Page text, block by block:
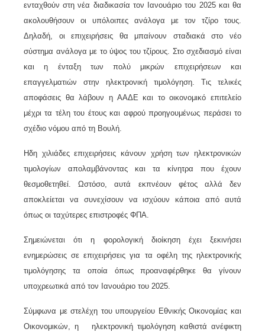
ενταχθούν στη νέα διαδικασία τον Ιανουάριο του 2025 και θα
ακολουθήσουν οι υπόλοιπες ανάλογα με τον τζίρο τους.
Δηλαδή, οι επιχειρήσεις θα μπαίνουν σταδιακά στο νέο
σύστημα ανάλογα με το ύψος του τζίρους. Στο σχεδιασμό είναι
και η ένταξη των πολύ μικρών επιχειρήσεων και
επαγγελματιών στην ηλεκτρονική τιμολόγηση. Τις τελικές
αποφάσεις θα λάβουν η ΑΑΔΕ και το οικονομικό επιτελείο
μέχρι τα τέλη του έτους και αφρού προηγουμένως περάσει το
σχέδιο νόμου από τη Βουλή.
Ηδη χιλιάδες επιχειρήσεις κάνουν χρήση των ηλεκτρονικών
τιμολογίων απολαμβάνοντας και τα κίνητρα που έχουν
θεσμοθετηθεί. Ωστόσο, αυτά εκπνέουν φέτος αλλά δεν
αποκλείεται να συνεχίσουν να ισχύουν κάποια από αυτά
όπως οι ταχύτερες επιστροφές ΦΠΑ.
Σημειώνεται ότι η φορολογική διοίκηση έχει ξεκινήσει
ενημερώσεις σε επιχειρήσεις για τα οφέλη της ηλεκτρονικής
τιμολόγησης τα οποία όπως προαναφέρθηκε θα γίνουν
υποχρεωτικά από τον Ιανουάριο του 2025.
Σύμφωνα με στελέχη του υπουργείου Εθνικής Οικονομίας και
Οικονομικών, η ηλεκτρονική τιμολόγηση καθιστά ανέφικτη